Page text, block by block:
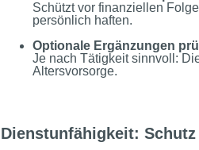
Schützt vor finanziellen
persönlich haften.
Optionale Ergänzungen
Je nach Tätigkeit sinnvoll:
Altersvorsorge.
Dienstunfähigkeit: